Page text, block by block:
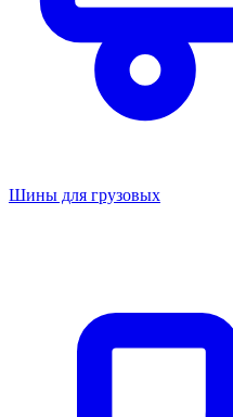
Шины для грузовых